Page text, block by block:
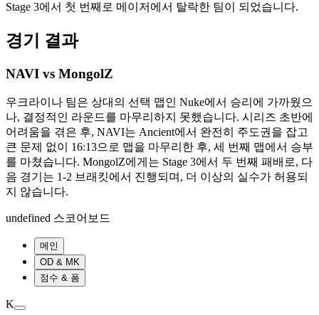
Stage 3에서 첫 번째로 메이저에서 탈락한 팀이 되었습니다.
경기 결과
NAVI vs MongolZ
우크라이나 팀은 상대의 선택 맵인 Nuke에서 승리에 가까웠으
나, 결정적인 라운드를 마무리하지 못했습니다. 시리즈 초반에
어려움을 겪은 후, NAVI는 Ancient에서 완전히 주도권을 잡고
큰 문제 없이 16:13으로 맵을 마무리한 후, 세 번째 맵에서 승부
를 마쳤습니다. MongolZ에게는 Stage 3에서 두 번째 패배로, 다
음 경기는 1-2 브래킷에서 진행되며, 더 이상의 실수가 허용되
지 않습니다.
undefined 스코어보드
메인
OD & MK
점수 & 폼
K